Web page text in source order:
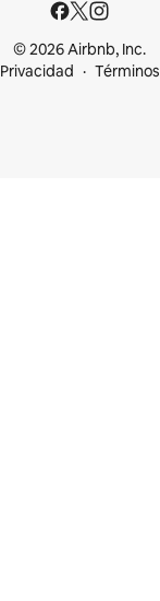
© 2026 Airbnb, Inc.
Privacidad
Términos